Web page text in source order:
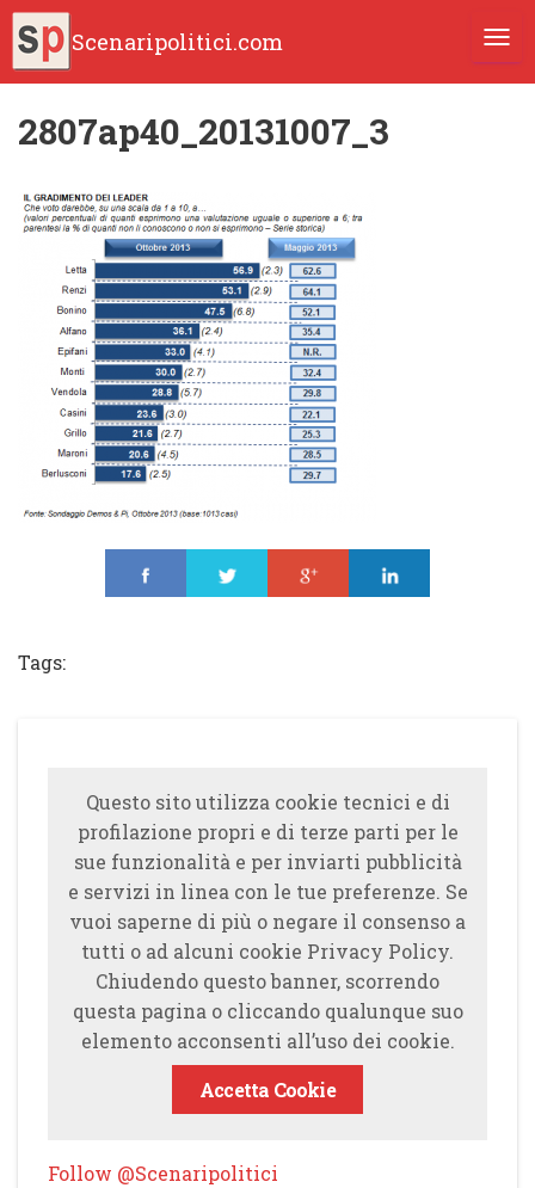
Scenaripolitici.com
2807ap40_20131007_3
Tags:
Questo sito utilizza cookie tecnici e di
profilazione propri e di terze parti per le
sue funzionalità e per inviarti pubblicità
e servizi in linea con le tue preferenze. Se
vuoi saperne di più o negare il consenso a
tutti o ad alcuni cookie Privacy Policy.
Chiudendo questo banner, scorrendo
questa pagina o cliccando qualunque suo
elemento acconsenti all’uso dei cookie.
Accetta Cookie
Follow @Scenaripolitici